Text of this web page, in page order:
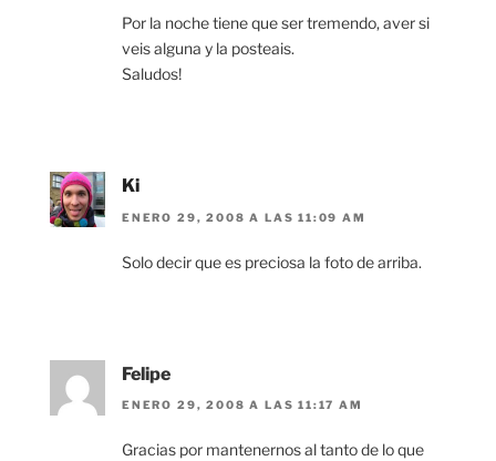
Por la noche tiene que ser tremendo, aver si
veis alguna y la posteais.
Saludos!
Ki
ENERO 29, 2008 A LAS 11:09 AM
Solo decir que es preciosa la foto de arriba.
Felipe
ENERO 29, 2008 A LAS 11:17 AM
Gracias por mantenernos al tanto de lo que